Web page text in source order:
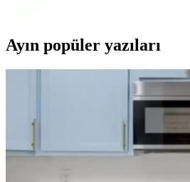
Ayın popüler yazıları